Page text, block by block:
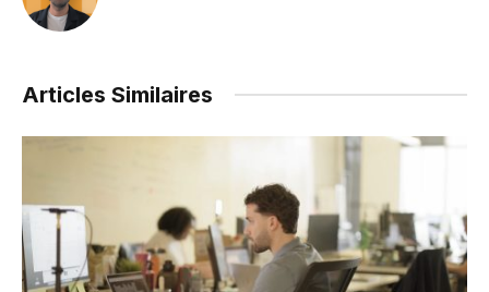
Articles Similaires